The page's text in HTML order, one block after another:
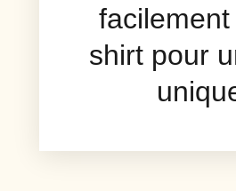
shirt pour